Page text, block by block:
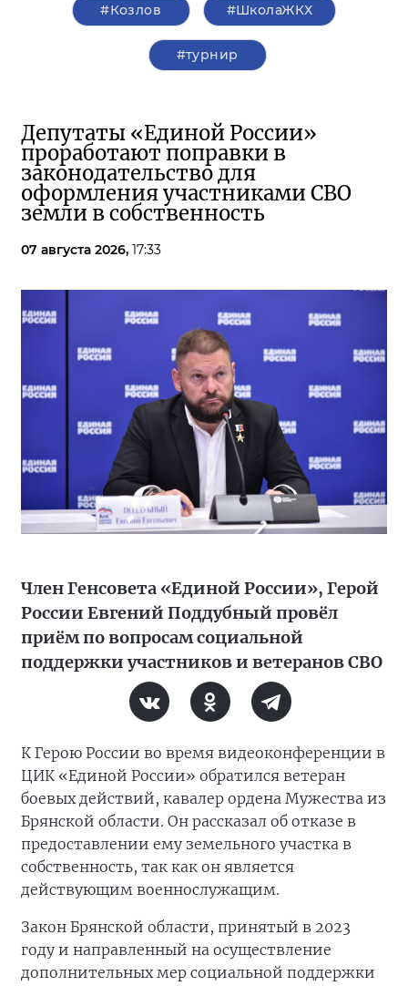
#Козлов #ШколаЖКХ
#турнир
Депутаты «Единой России»
проработают поправки в
законодательство для
оформления участниками СВО
земли в собственность
07 августа 2026, 17:33
Член Генсовета «Единой России», Герой
России Евгений Поддубный провёл
приём по вопросам социальной
поддержки участников и ветеранов СВО
К Герою России во время видеоконференции в
ЦИК «Единой России» обратился ветеран
боевых действий, кавалер ордена Мужества из
Брянской области. Он рассказал об отказе в
предоставлении ему земельного участка в
собственность, так как он является
действующим военнослужащим.
Закон Брянской области, принятый в 2023
году и направленный на осуществление
дополнительных мер социальной поддержки